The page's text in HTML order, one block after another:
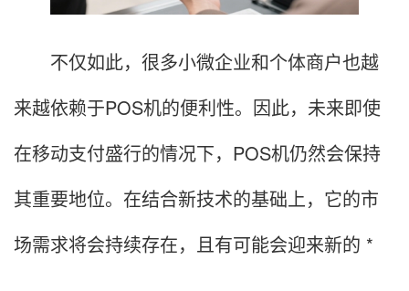
不仅如此，很多小微企业和个体商户也越
来越依赖于POS机的便利性。因此，未来即使
在移动支付盛行的情况下，POS机仍然会保持
其重要地位。在结合新技术的基础上，它的市
场需求将会持续存在，且有可能会迎来新的 *